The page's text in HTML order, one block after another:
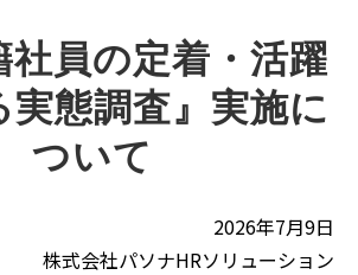
社員の定着・活躍
実態調査』実施に
ついて
2026年7月9日
株式会社パソナHRソリューション